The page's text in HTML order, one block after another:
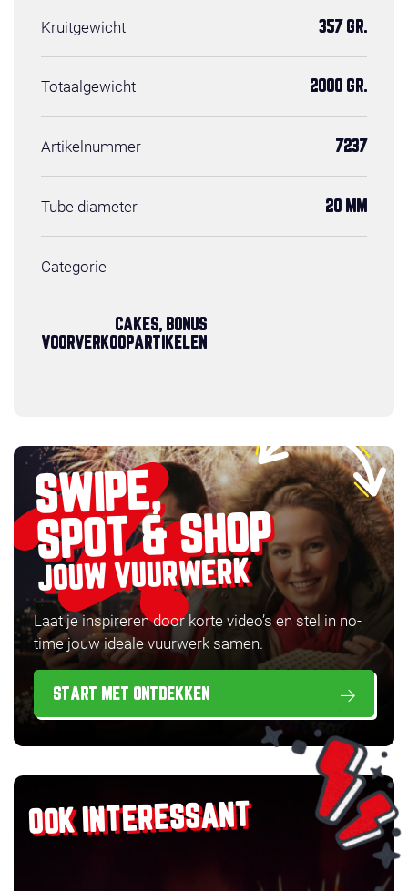
Kruitgewicht 357 GR.
Totaalgewicht 2000 GR.
Artikelnummer 7237
Tube diameter 20 MM
Categorie
CAKES, BONUS
VOORVERKOOPARTIKELEN
SWIPE,
SPOT & SHOP
JOUW VUURWERK
Laat je inspireren door korte video’s en stel in no-
time jouw ideale vuurwerk samen.
START MET ONTDEKKEN
OOK INTERESSANT